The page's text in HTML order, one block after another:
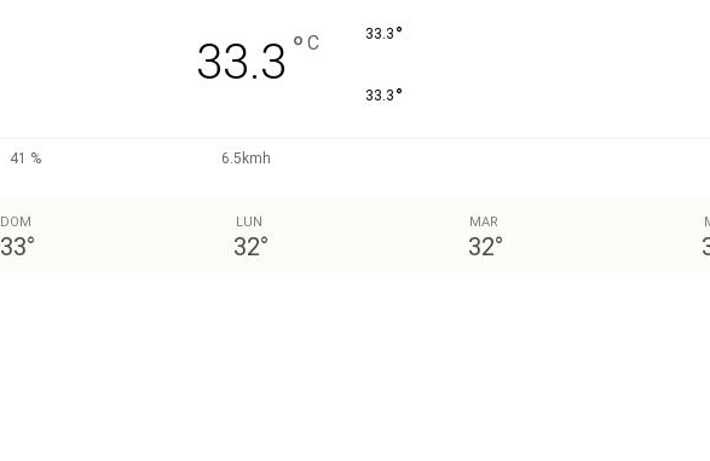
33.3 ° C 33.3 °
33.3 °
41 %
6.5kmh
DOM
33°
LUN
32°
MAR
32°